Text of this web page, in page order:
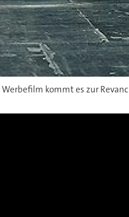
kommt es zur